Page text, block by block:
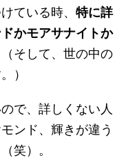
ている時、 特に詳
かモアサナイトか
（そして、世の中の
）
で、詳しくない人
ンド、輝きが違う
笑）。